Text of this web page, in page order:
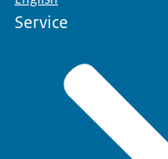
Service